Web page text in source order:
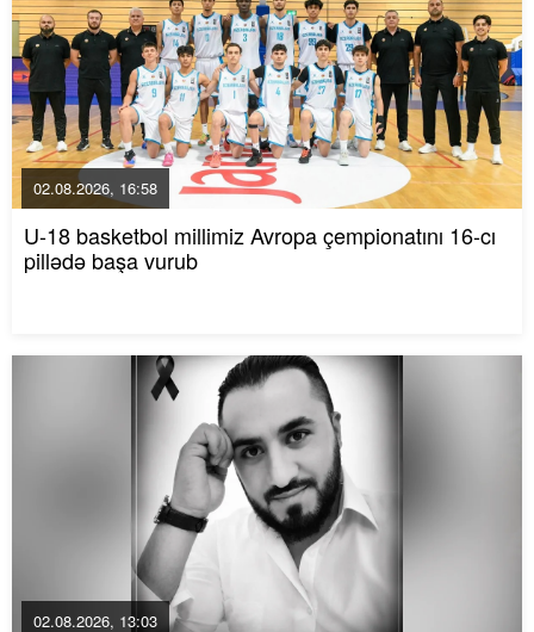
02.08.2026, 16:58
U-18 basketbol millimiz Avropa çempionatını 16-cı
pillədə başa vurub
02.08.2026, 13:03